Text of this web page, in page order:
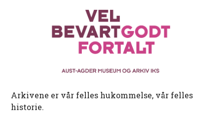
Arkivene er vår felles hukommelse, vår felles
historie.